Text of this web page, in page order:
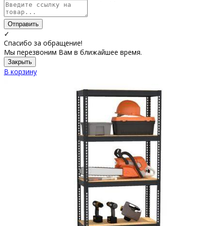
Отправить
✓
Спасибо за обращение!
Мы перезвоним Вам в ближайшее время.
Закрыть
В корзину